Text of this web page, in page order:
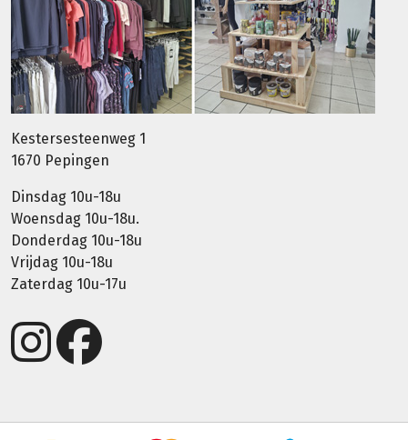
Kestersesteenweg 1
1670 Pepingen
Dinsdag 10u-18u
Woensdag 10u-18u.
Donderdag 10u-18u
Vrijdag 10u-18u
Zaterdag 10u-17u